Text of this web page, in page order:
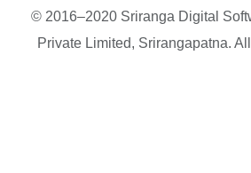
© 2016–2020 Sriranga Digital
Private Limited, Srirangapatna.